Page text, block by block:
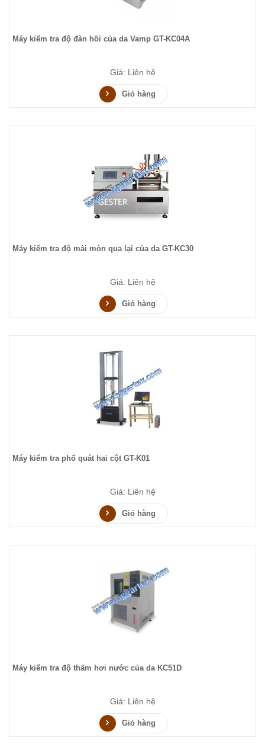
Máy kiểm tra độ đàn hồi của da Vamp GT-KC04A
Giá: Liên hệ
Giỏ hàng
Máy kiểm tra độ mài mòn qua lại của da GT-KC30
Giá: Liên hệ
Giỏ hàng
Máy kiểm tra phổ quát hai cột GT-K01
Giá: Liên hệ
Giỏ hàng
Máy kiểm tra độ thấm hơi nước của da KC51D
Giá: Liên hệ
Giỏ hàng